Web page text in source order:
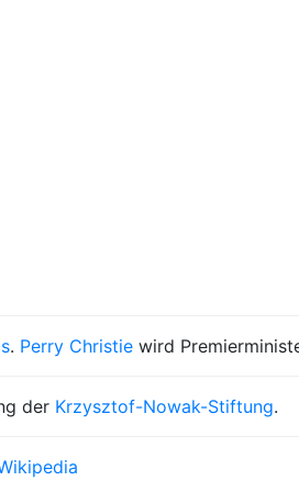
. Perry Christie wird
der Krzysztof-Nowak-Stiftung.